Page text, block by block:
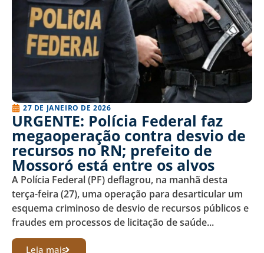
27 DE JANEIRO DE 2026
URGENTE: Polícia Federal faz
megaoperação contra desvio de
recursos no RN; prefeito de
Mossoró está entre os alvos
A Polícia Federal (PF) deflagrou, na manhã desta
terça-feira (27), uma operação para desarticular um
esquema criminoso de desvio de recursos públicos e
fraudes em processos de licitação de saúde...
Leia mais